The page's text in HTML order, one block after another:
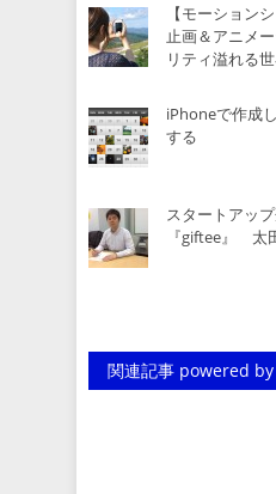
【モーション
止画＆アニメ
リティ溢れる
iPhoneで作成
する
スタートアッ
『giftee』 太
関連記事 powered by